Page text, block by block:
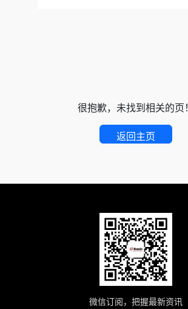
很抱歉，未找到相关的页！
返回主页
微信订阅，把握最新资讯